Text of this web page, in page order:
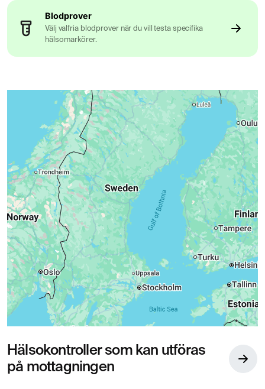
Blodprover
Välj valfria blodprover när du vill testa specifika
hälsomarkörer.
Hälsokontroller som kan utföras
på mottagningen